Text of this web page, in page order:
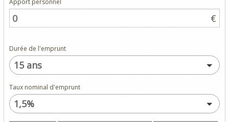
Apport personnel
€
Durée de l'emprunt
15 ans
Taux nominal d'emprunt
1,5%